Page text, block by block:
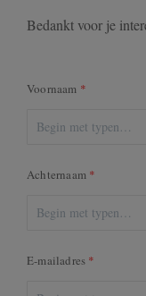
Bedankt voor je
Voornaam
Achternaam
E-mailadres